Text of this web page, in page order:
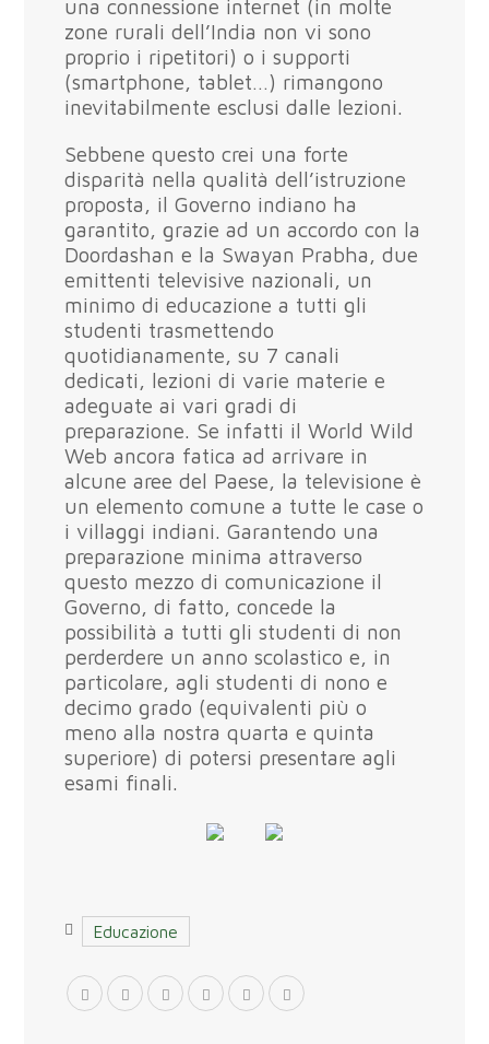
una connessione internet (in molte
zone rurali dell’India non vi sono
proprio i ripetitori) o i supporti
(smartphone, tablet…) rimangono
inevitabilmente esclusi dalle lezioni.
Sebbene questo crei una forte
disparità nella qualità dell’istruzione
proposta, il Governo indiano ha
garantito, grazie ad un accordo con la
Doordashan e la Swayan Prabha, due
emittenti televisive nazionali, un
minimo di educazione a tutti gli
studenti trasmettendo
quotidianamente, su 7 canali
dedicati, lezioni di varie materie e
adeguate ai vari gradi di
preparazione. Se infatti il World Wild
Web ancora fatica ad arrivare in
alcune aree del Paese, la televisione è
un elemento comune a tutte le case o
i villaggi indiani. Garantendo una
preparazione minima attraverso
questo mezzo di comunicazione il
Governo, di fatto, concede la
possibilità a tutti gli studenti di non
perderdere un anno scolastico e, in
particolare, agli studenti di nono e
decimo grado (equivalenti più o
meno alla nostra quarta e quinta
superiore) di potersi presentare agli
esami finali.
Educazione